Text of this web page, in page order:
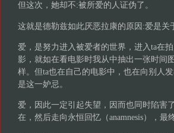
但这次，她却不:被所爱的人证伪了。
这就是德勒兹如此厌恶拉康的原因:爱是
爱，是努力进入被爱者的世界，进入ta在
影，就如在看电影时我从中抽出一张时间
样。但ta也在自己的电影中，也在向别人
是这一妒忌。
爱，因此一定引起失望，因而也同时陷害
在，然后走向永恒回忆（anamnesis），